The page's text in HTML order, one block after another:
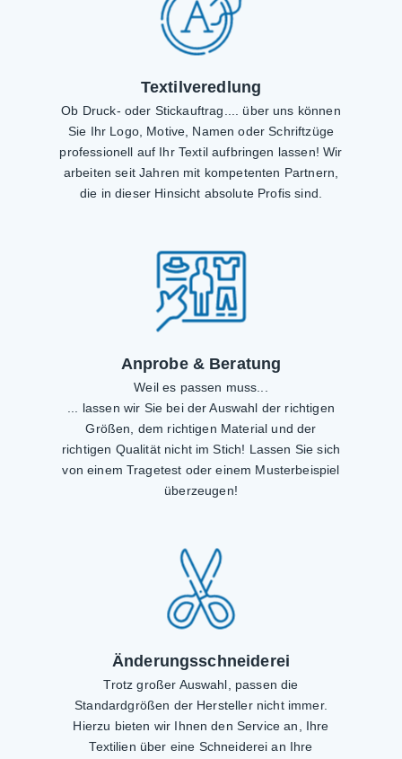
Textilveredlung
Ob Druck- oder Stickauftrag.... über uns können
Sie Ihr Logo, Motive, Namen oder Schriftzüge
professionell auf Ihr Textil aufbringen lassen! Wir
arbeiten seit Jahren mit kompetenten Partnern,
die in dieser Hinsicht absolute Profis sind.
Anprobe & Beratung
Weil es passen muss...
... lassen wir Sie bei der Auswahl der richtigen
Größen, dem richtigen Material und der
richtigen Qualität nicht im Stich! Lassen Sie sich
von einem Tragetest oder einem Musterbeispiel
überzeugen!
Änderungsschneiderei
Trotz großer Auswahl, passen die
Standardgrößen der Hersteller nicht immer.
Hierzu bieten wir Ihnen den Service an, Ihre
Textilien über eine Schneiderei an Ihre